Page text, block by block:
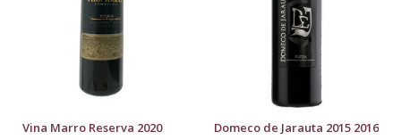
Vina Marro Reserva 2020 Domeco de Jarauta 2015 2016